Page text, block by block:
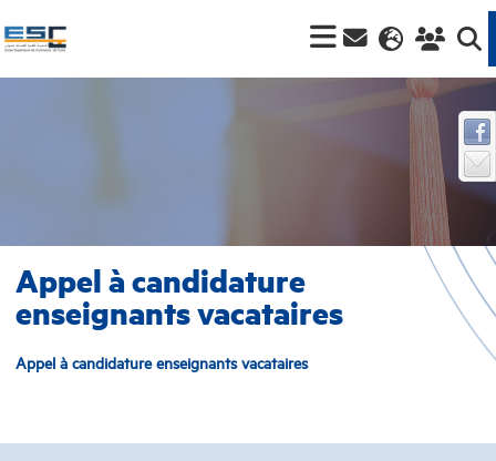
Appel à candidature
enseignants vacataires
Appel à candidature enseignants vacataires